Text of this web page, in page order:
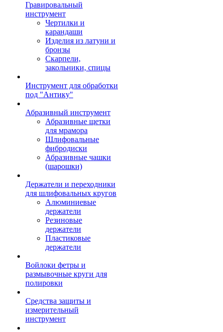
Гравировальный
инструмент
Чертилки и
карандаши
Изделия из латуни и
бронзы
Скарпели,
закольники, спицы
Инструмент для обработки
под "Антику"
Абразивный инструмент
Абразивные щетки
для мрамора
Шлифовальные
фибродиски
Абразивные чашки
(шарошки)
Держатели и переходники
для шлифовальных кругов
Алюминиевые
держатели
Резиновые
держатели
Пластиковые
держатели
Войлоки фетры и
размывочные круги для
полировки
Средства защиты и
измерительный
инструмент